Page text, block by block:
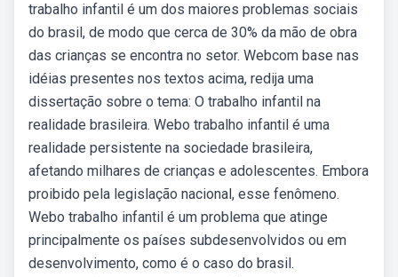
trabalho infantil é um dos maiores problemas sociais
do brasil, de modo que cerca de 30% da mão de obra
das crianças se encontra no setor. Webcom base nas
idéias presentes nos textos acima, redija uma
dissertação sobre o tema: O trabalho infantil na
realidade brasileira. Webo trabalho infantil é uma
realidade persistente na sociedade brasileira,
afetando milhares de crianças e adolescentes. Embora
proibido pela legislação nacional, esse fenômeno.
Webo trabalho infantil é um problema que atinge
principalmente os países subdesenvolvidos ou em
desenvolvimento, como é o caso do brasil.